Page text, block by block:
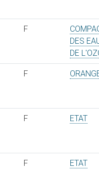
F
DES
DE
F
F ETAT
F ETAT